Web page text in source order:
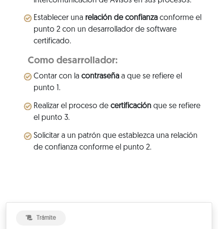
Establecer una relación de confianzaconforme el
punto 2 con un desarrollador de software
certificado.
Como desarrollador:
Contar con la contraseñaa que se refiere el
punto 1.
Realizar el proceso de certificaciónque se refiere
el punto 3.
Solicitar a un patrón que establezca una relación
de confianza conforme el punto 2.
Trámite